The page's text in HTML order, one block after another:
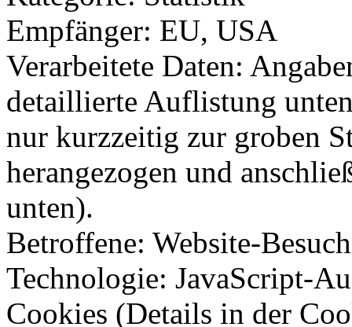
Empfänger: EU, USA
Verarbeitete Daten:
detaillierte Auflistung
nur kurzzeitig zur groben
herangezogen und
unten).
Betroffene: Website-
Technologie: JavaScript-
Cookies (Details in der